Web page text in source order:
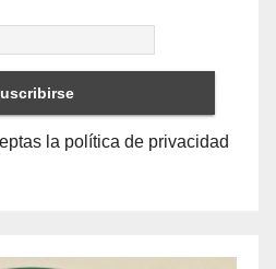
la política de privacidad